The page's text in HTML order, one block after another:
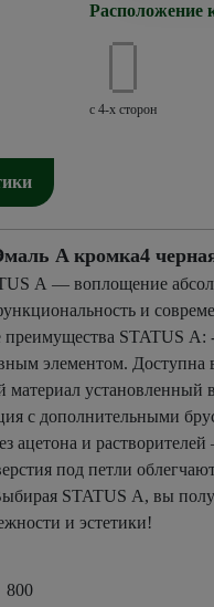
Расположение
с 4-х сторон
A кромка4 черная
А — воплощение
и
STATUS
элементом.
установленный
с дополнительными
ацетона и
под петли
STATUS А, вы
и эстетики!
800